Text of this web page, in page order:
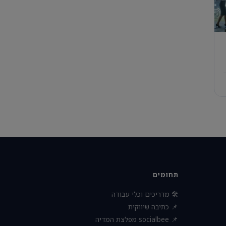
תחומים
🛠 מדריכים וכלי עבודה
📌 כתיבה שיווקית
📌 socialbee מפלצת המדיה